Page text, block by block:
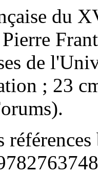
du
Pierre
de
; 23